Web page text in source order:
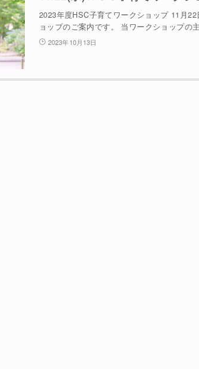
2023年度HSC子育てワークショップ 11月
ョップのご案内です。 当ワークショップの
2023年10月13日